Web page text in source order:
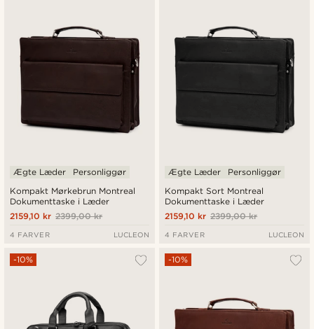
Laveste pris
Højeste pris
Kompakt Mørkebrun Montreal
Dokumenttaske i Læder
Ægte Læder Personliggør
2399,00 kr
2159,10 kr
4 FARVER LUCLEON
Kompakt Sort Montreal
Dokumenttaske i Læder
Ægte Læder Personliggør
2399,00 kr
2159,10 kr
4 FARVER LUCLEON
-10% -10%